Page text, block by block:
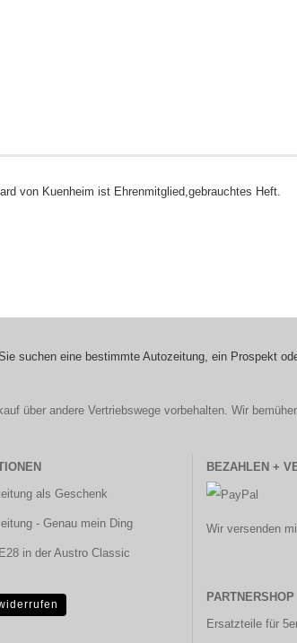
von Kuenheim ist Ehrenmitglied,gebrauchtes Heft.
suchen eine bestimmte Autozeitung, ein Prospekt
über andere Vertriebswege vorbehalten. Wir
als Geschenk
- Genau mein Ding
in der Austro Classic
BEZAHLEN +
Wir versenden
PARTNERSHOP
Ersatzteile für